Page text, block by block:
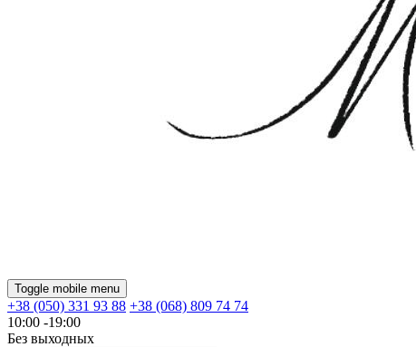
Toggle mobile menu
+38 (050) 331 93 88 +38 (068) 809 74 74
10:00 -19:00
Без выходных